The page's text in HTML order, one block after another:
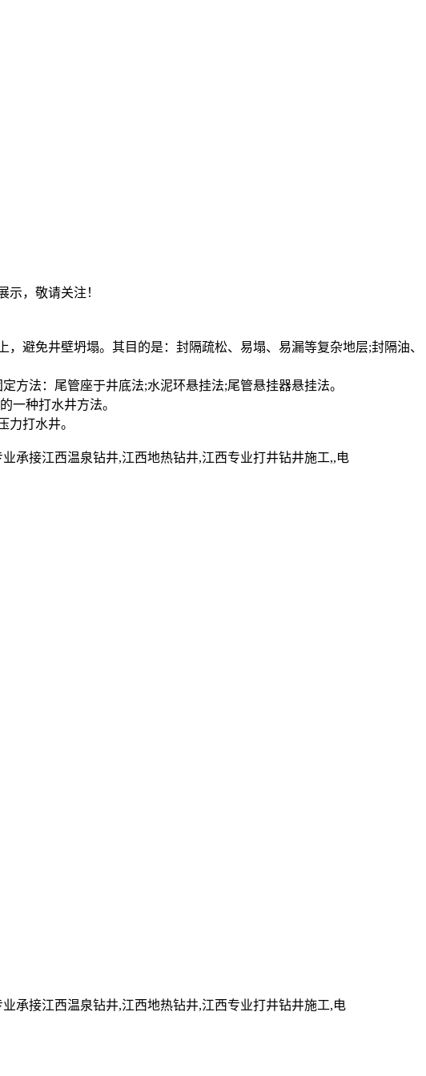
示，敬请关注！
避免井壁坍塌。其目的是：封隔疏松、易塌、易漏等复杂地层;封隔油、
方法：尾管座于井底法;水泥环悬挂法;尾管悬挂器悬挂法。
一种打水井方法。
力打水井。
承接江西温泉钻井,江西地热钻井,江西专业打井钻井施工,,电
承接江西温泉钻井,江西地热钻井,江西专业打井钻井施工,电